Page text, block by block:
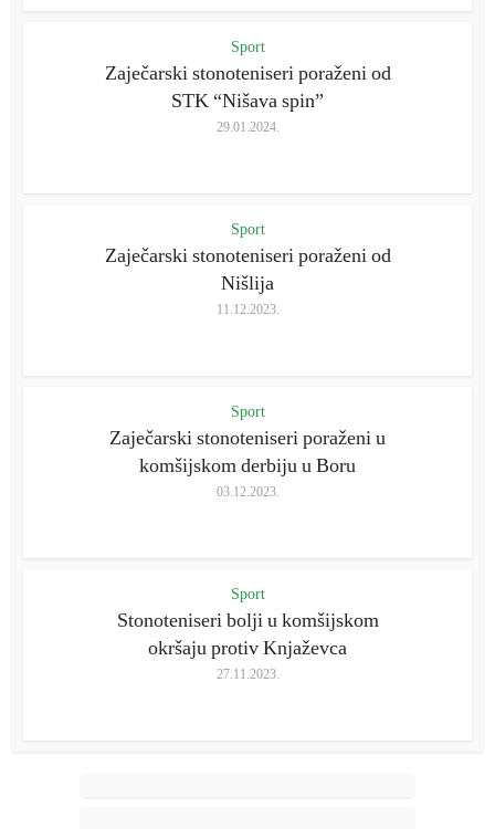
Sport
Zaječarski stonoteniseri poraženi od
STK “Nišava spin”
29.01.2024.
Sport
Zaječarski stonoteniseri poraženi od
Nišlija
11.12.2023.
Sport
Zaječarski stonoteniseri poraženi u
komšijskom derbiju u Boru
03.12.2023.
Sport
Stonoteniseri bolji u komšijskom
okršaju protiv Knjaževca
27.11.2023.